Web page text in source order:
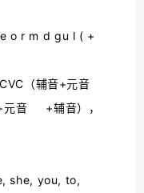
o r m d gu l ( +
（辅音+元音
元音 +辅音），
she, you, to,